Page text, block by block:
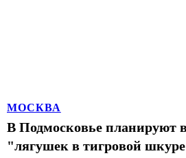
МОСКВА
В Подмосковье планируют
"лягушек в тигровой